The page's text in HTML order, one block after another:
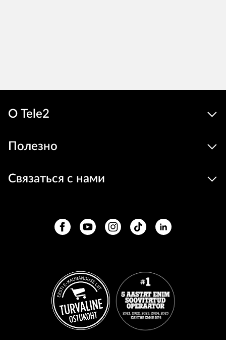
О Tele2
Полезно
Связаться с нами